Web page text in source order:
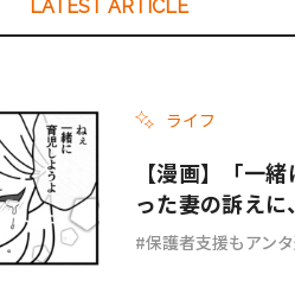
LATEST ARTICLE
ライフ
【漫画】「一
った妻の訴え
ょ？ #67
保護者支援もアン